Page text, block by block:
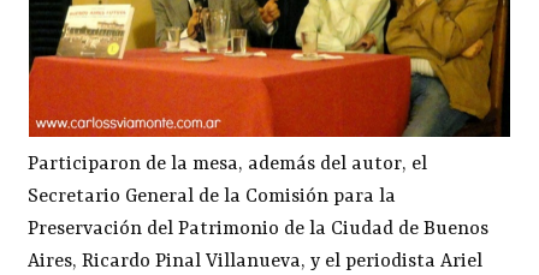
Participaron de la mesa, además del autor, el
Secretario General de la Comisión para la
Preservación del Patrimonio de la Ciudad de Buenos
Aires, Ricardo Pinal Villanueva, y el periodista Ariel